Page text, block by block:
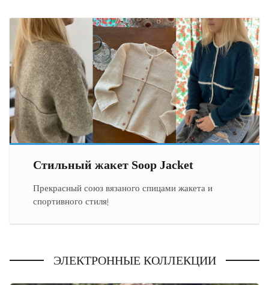
Стильный жакет Soop Jacket
Прекрасный союз вязаного спицами жакета и
спортивного стиля!
ЭЛЕКТРОННЫЕ КОЛЛЕКЦИИ